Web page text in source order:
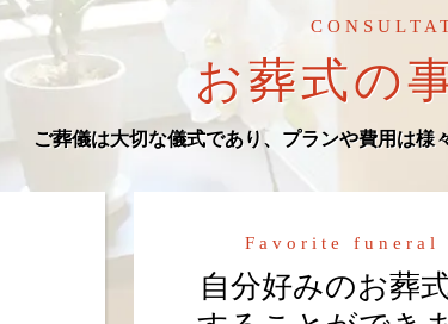
お葬式の
ご葬儀は大切な儀式であり、プランや費用は様
Favorite funeral
自分好みのお葬